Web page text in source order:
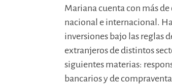
Mariana cuenta con más
nacional e internacional.
inversiones bajo las reglas
extranjeros de distintos
siguientes materias:
bancarios y de